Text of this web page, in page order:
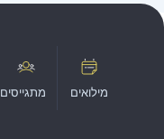
מילואים מתגייסים